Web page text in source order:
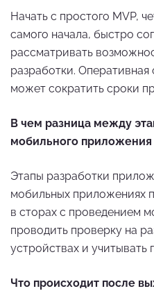
Начать с простого MVP,
самого начала, быстро
рассматривать
разработки. Оперативная
может сократить сроки
В чем разница между
мобильного
Этапы разработки
мобильных приложениях
в сторах с проведением
проводить проверку на
устройствах и учитывать
Что происходит после